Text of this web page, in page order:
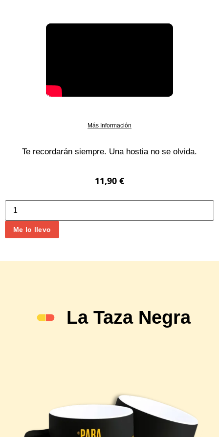
Más Información
Te recordarán siempre. Una hostia no se olvida.
11,90 €
Me lo llevo
La Taza Negra